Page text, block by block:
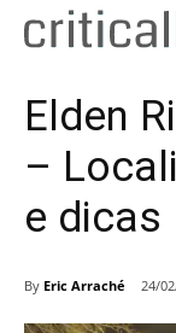
Elden
–
e dicas
By Eric Arraché 24/